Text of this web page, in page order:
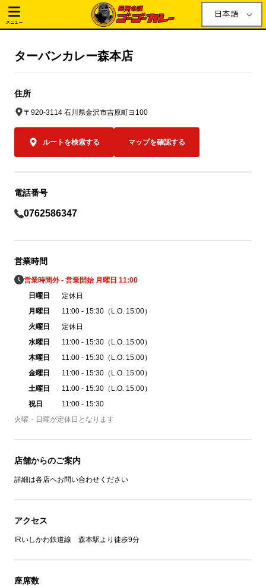
メニュー
日本語
ターバンカレー森本店
住所
〒920-3114 石川県金沢市吉原町ヨ100
ルートを検索する マップを確認する
電話番号
0762586347
営業時間
営業時間外 - 営業開始 月曜日 11:00
日曜日
定休日
月曜日
11:00 - 15:30（L.O. 15:00）
火曜日
定休日
水曜日
11:00 - 15:30（L.O. 15:00）
木曜日
11:00 - 15:30（L.O. 15:00）
金曜日
11:00 - 15:30（L.O. 15:00）
土曜日
11:00 - 15:30（L.O. 15:00）
祝日
11:00 - 15:30
火曜・日曜が定休日となります
店舗からのご案内
詳細は各店へお問い合わせください
アクセス
IRいしかわ鉄道線 森本駅より徒歩9分
座席数